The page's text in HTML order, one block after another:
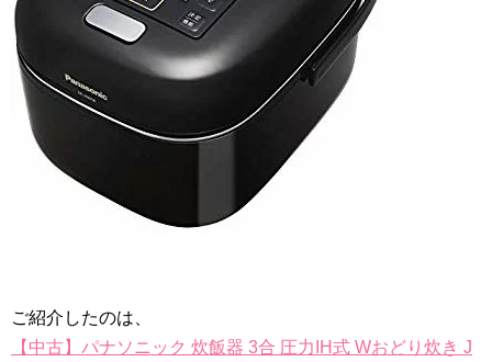
ご紹介したのは、
【中古】パナソニック 炊飯器 3合 圧力IH式 Wおどり炊き J